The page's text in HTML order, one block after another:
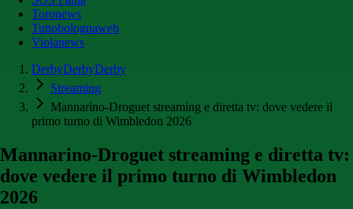
Toronews
Tuttobolognaweb
Violanews
DerbyDerbyDerby
Streaming
Mannarino-Droguet streaming e diretta tv: dove vedere il
primo turno di Wimbledon 2026
Mannarino-Droguet streaming e diretta tv:
dove vedere il primo turno di Wimbledon
2026